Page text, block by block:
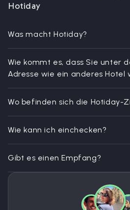
Hotiday
Was macht Hotiday?
Wie kommt es, dass Sie unter
Adresse wie ein anderes Hotel
Wo befinden sich die Hotiday-
Wie kann ich einchecken?
Gibt es einen Empfang?